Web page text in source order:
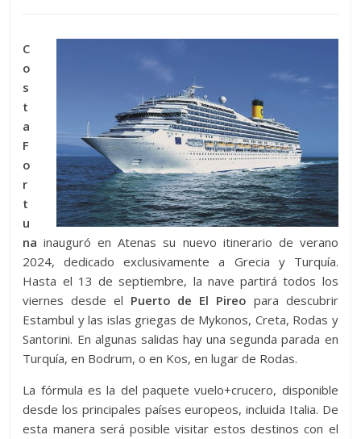
C
o
s
t
a
F
o
r
t
u
na inauguró en Atenas su nuevo itinerario de verano
2024, dedicado exclusivamente a Grecia y Turquía.
Hasta el 13 de septiembre, la nave partirá todos los
viernes desde el Puerto de El Pireo para descubrir
Estambul y las islas griegas de Mykonos, Creta, Rodas y
Santorini. En algunas salidas hay una segunda parada en
Turquía, en Bodrum, o en Kos, en lugar de Rodas.
La fórmula es la del paquete vuelo+crucero, disponible
desde los principales países europeos, incluida Italia. De
esta manera será posible visitar estos destinos con el